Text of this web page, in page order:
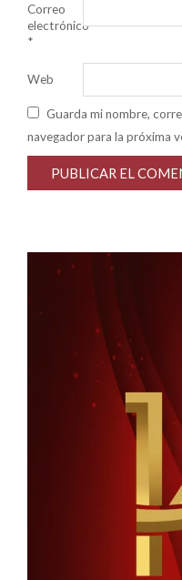
Correo
electrónico
*
Web
Guarda mi nombre,
navegador para la próxima